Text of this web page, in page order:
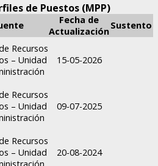
de Puestos (MPP)
Fecha de
Actualización
Sustento
Recursos
– Unidad
15-05-2026
Recursos
– Unidad
09-07-2025
Recursos
– Unidad
20-08-2024